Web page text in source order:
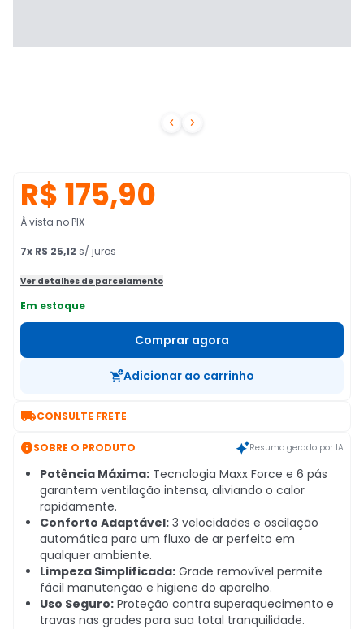
 
R$ 175,90
À vista no PIX
7x R$ 25,12 s/ juros
Ver detalhes de parcelamento
Em estoque
Comprar agora
Adicionar ao carrinho
CONSULTE FRETE
SOBRE O PRODUTO Resumo gerado por IA
Potência Máxima: Tecnologia Maxx Force e 6 pás
garantem ventilação intensa, aliviando o calor
rapidamente.
Conforto Adaptável: 3 velocidades e oscilação
automática para um fluxo de ar perfeito em
qualquer ambiente.
Limpeza Simplificada: Grade removível permite
fácil manutenção e higiene do aparelho.
Uso Seguro: Proteção contra superaquecimento e
travas nas grades para sua total tranquilidade.